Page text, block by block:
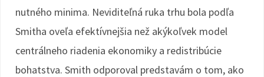
nutného minima. Neviditeľná ruka trhu bola podľa
Smitha oveľa efektívnejšia než akýkoľvek model
centrálneho riadenia ekonomiky a redistribúcie
bohatstva. Smith odporoval predstavám o tom, ako